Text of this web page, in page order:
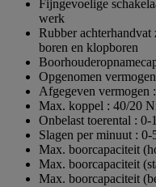
Fijngevoelige
werk
Rubber
boren en klopboren
Opgenomen
Afgegeven vermogen
Max. koppel : 40/20
Onbelast toerental :
Slagen per minuut : 0-
Max. boorcapaciteit
Max. boorcapaciteit
Max. boorcapaciteit